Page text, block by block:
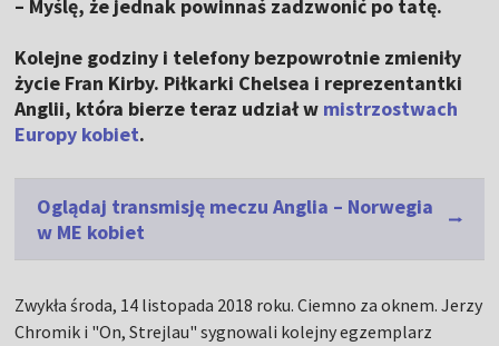
– Myślę, że jednak powinnaś zadzwonić po tatę.
Kolejne godziny i telefony bezpowrotnie zmieniły
życie Fran Kirby. Piłkarki Chelsea i reprezentantki
Anglii, która bierze teraz udział w mistrzostwach
Europy kobiet.
Oglądaj transmisję meczu Anglia – Norwegia
w ME kobiet
Zwykła środa, 14 listopada 2018 roku. Ciemno za oknem. Jerzy
Chromik i "On, Strejlau" sygnowali kolejny egzemplarz